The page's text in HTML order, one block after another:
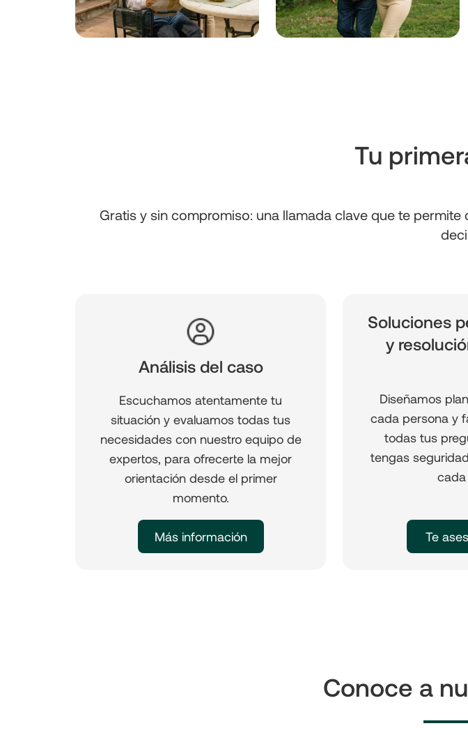
Tu
Gratis y sin compromiso: una llamada clave que te
Análisis del caso
Escuchamos atentamente tu
situación y evaluamos todas tus
necesidades con nuestro equipo de
expertos, para ofrecerte la mejor
orientación desde el primer
momento.
Más información
Soluciones
y
Diseñamos
cada persona y
todas tus
tengas
cada
Te
Conoce a